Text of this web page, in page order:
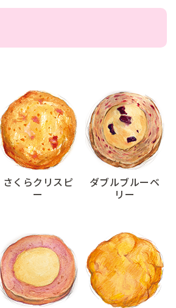
さくらクリスピ
ー
ダブルブルーベ
リー